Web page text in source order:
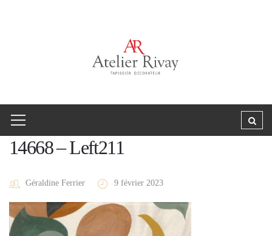
14668 – Left211
Géraldine Ferrier 9 février 2023